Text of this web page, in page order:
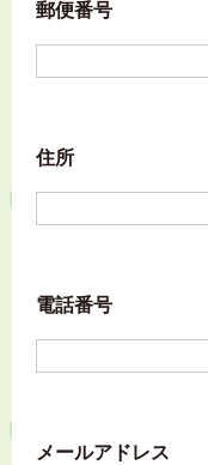
郵便番号
住所
電話番号
メールアドレス